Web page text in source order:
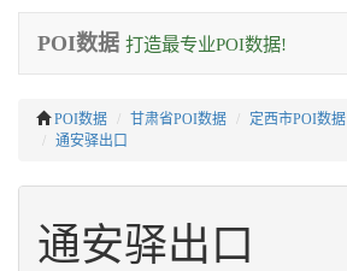
POI数据 打造最专业POI数据!
POI数据 甘肃省POI数据 定西市POI数据
通安驿出口
通安驿出口